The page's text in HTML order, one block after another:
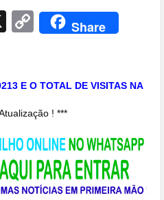
X CopyShare
E O TOTAL DE VISITAS NA
! ***